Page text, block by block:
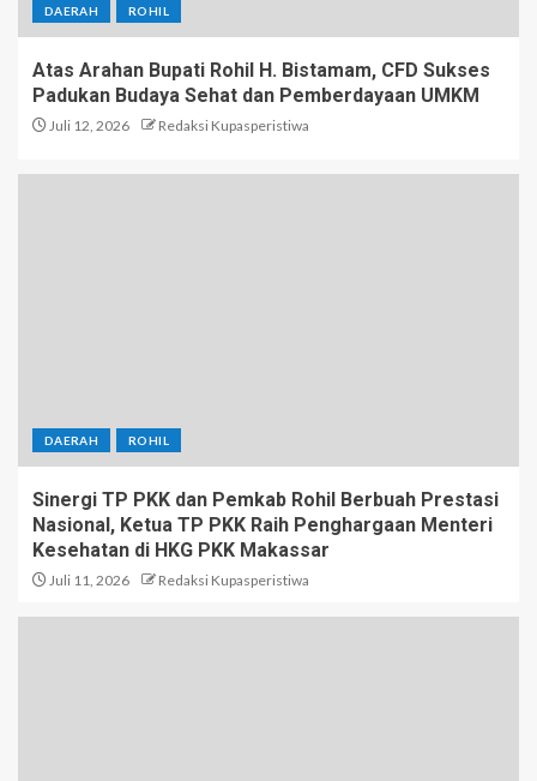
DAERAH ROHIL
Atas Arahan Bupati Rohil H. Bistamam, CFD Sukses
Padukan Budaya Sehat dan Pemberdayaan UMKM
Juli 12, 2026 Redaksi Kupasperistiwa
DAERAH ROHIL
Sinergi TP PKK dan Pemkab Rohil Berbuah Prestasi
Nasional, Ketua TP PKK Raih Penghargaan Menteri
Kesehatan di HKG PKK Makassar
Juli 11, 2026 Redaksi Kupasperistiwa